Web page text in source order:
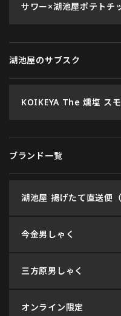
サワー×湖池屋ポテトチ
湖池屋のサブスク
KOIKEYA The 燻塩 ス
ブランド一覧
湖池屋 揚げたて直送便（
今金男しゃく
三方原男しゃく
オンライン限定